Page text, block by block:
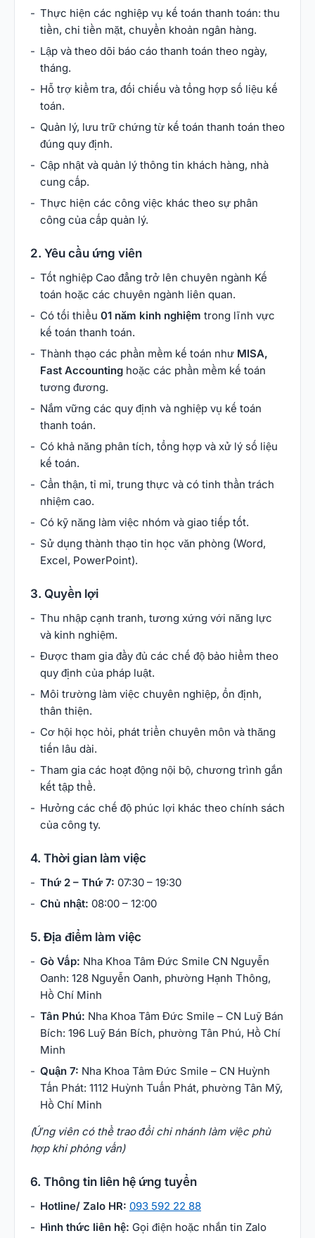
Thực hiện các nghiệp vụ kế toán thanh toán: thu
tiền, chi tiền mặt, chuyển khoản ngân hàng.
Lập và theo dõi báo cáo thanh toán theo ngày,
tháng.
Hỗ trợ kiểm tra, đối chiếu và tổng hợp số liệu kế
toán.
Quản lý, lưu trữ chứng từ kế toán thanh toán theo
đúng quy định.
Cập nhật và quản lý thông tin khách hàng, nhà
cung cấp.
Thực hiện các công việc khác theo sự phân
công của cấp quản lý.
2. Yêu cầu ứng viên
Tốt nghiệp Cao đẳng trở lên chuyên ngành Kế
toán hoặc các chuyên ngành liên quan.
Có tối thiểu 01 năm kinh nghiệm trong lĩnh vực
kế toán thanh toán.
Thành thạo các phần mềm kế toán như MISA,
Fast Accounting hoặc các phần mềm kế toán
tương đương.
Nắm vững các quy định và nghiệp vụ kế toán
thanh toán.
Có khả năng phân tích, tổng hợp và xử lý số liệu
kế toán.
Cẩn thận, tỉ mỉ, trung thực và có tinh thần trách
nhiệm cao.
Có kỹ năng làm việc nhóm và giao tiếp tốt.
Sử dụng thành thạo tin học văn phòng (Word,
Excel, PowerPoint).
3. Quyền lợi
Thu nhập cạnh tranh, tương xứng với năng lực
và kinh nghiệm.
Được tham gia đầy đủ các chế độ bảo hiểm theo
quy định của pháp luật.
Môi trường làm việc chuyên nghiệp, ổn định,
thân thiện.
Cơ hội học hỏi, phát triển chuyên môn và thăng
tiến lâu dài.
Tham gia các hoạt động nội bộ, chương trình gắn
kết tập thể.
Hưởng các chế độ phúc lợi khác theo chính sách
của công ty.
4. Thời gian làm việc
Thứ 2 – Thứ 7: 07:30 – 19:30
Chủ nhật: 08:00 – 12:00
5. Địa điểm làm việc
Gò Vấp: Nha Khoa Tâm Đức Smile CN Nguyễn
Oanh: 128 Nguyễn Oanh, phường Hạnh Thông,
Hồ Chí Minh
Tân Phú: Nha Khoa Tâm Đức Smile – CN Luỹ Bán
Bích: 196 Luỹ Bán Bích, phường Tân Phú, Hồ Chí
Minh
Quận 7: Nha Khoa Tâm Đức Smile – CN Huỳnh
Tấn Phát: 1112 Huỳnh Tuấn Phát, phường Tân Mỹ,
Hồ Chí Minh
(Ứng viên có thể trao đổi chi nhánh làm việc phù
hợp khi phỏng vấn)
6. Thông tin liên hệ ứng tuyển
Hotline/ Zalo HR: 093 592 22 88
Hình thức liên hệ: Gọi điện hoặc nhắn tin Zalo